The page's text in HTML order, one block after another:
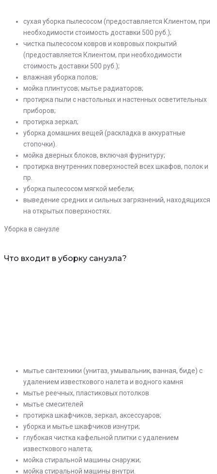
сухая уборка пылесосом (предоставляется Клиентом, при
необходимости стоимость доставки 500 руб.);
чистка пылесосом ковров и ковровых покрытий
(предоставляется Клиентом, при необходимости
стоимость доставки 500 руб.);
влажная уборка полов;
мойка плинтусов; мытье радиаторов;
протирка пыли с настольных и настенных осветительных
приборов;
протирка зеркал;
уборка домашних вещей (раскладка в аккуратные
стопочки).
мойка дверных блоков, включая фурнитуру;
протирка внутренних поверхностей всех шкафов, полок и
пр.
уборка пылесосом мягкой мебели;
выведение средних и сильных загрязнений, находящихся
на открытых поверхностях.
Уборка в санузле
Что входит в уборку санузла?
мытье сантехники (унитаз, умывальник, ванная, биде) с
удалением известкового налета и водного камня
мытье реечных, пластиковых потолков
мытье смесителей
протирка шкафчиков, зеркал, аксессуаров;
уборка и мытье шкафчиков изнутри;
глубокая чистка кафельной плитки с удалением
известкового налета;
мойка стиральной машины снаружи;
мойка стиральной машины внутри.